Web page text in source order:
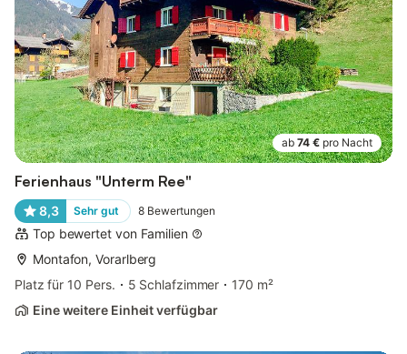
ab 74 € pro Nacht
Ferienhaus "Unterm Ree"
8,3 Sehr gut 8 Bewertungen
Top bewertet von Familien
Montafon, Vorarlberg
Platz für 10 Pers.
5 Schlafzimmer
170 m²
Eine weitere Einheit verfügbar